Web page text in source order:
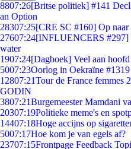
8807:26[Britse politiek] #141
an Option
28307:25[CRE SC #160] Op naar
27607:24[INFLUENCERS #297]
water
1907:24[Dagboek] Veel aan
5007:23Oorlog in Oekraïne #1319
12807:21Tour de France
GODIN
3807:21Burgemeester Mamdani
20307:19Politieke meme's en
14407:18Hoge accijns op
5007:17Hoe kom je van egels af?
23707:15Frontpage Feedback